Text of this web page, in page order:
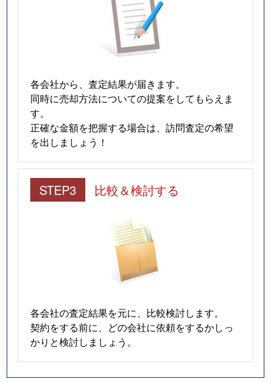
各会社から、査定結果が届きます。
同時に売却方法についての提案をしてもらえま
す。
正確な金額を把握する場合は、訪問査定の希望
を出しましょう！
STEP3 比較＆検討する
各会社の査定結果を元に、比較検討します。
契約をする前に、どの会社に依頼をするかしっ
かりと検討しましょう。